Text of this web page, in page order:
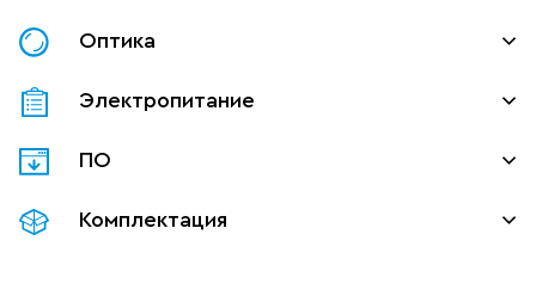
Оптика
Электропитание
ПО
Комплектация